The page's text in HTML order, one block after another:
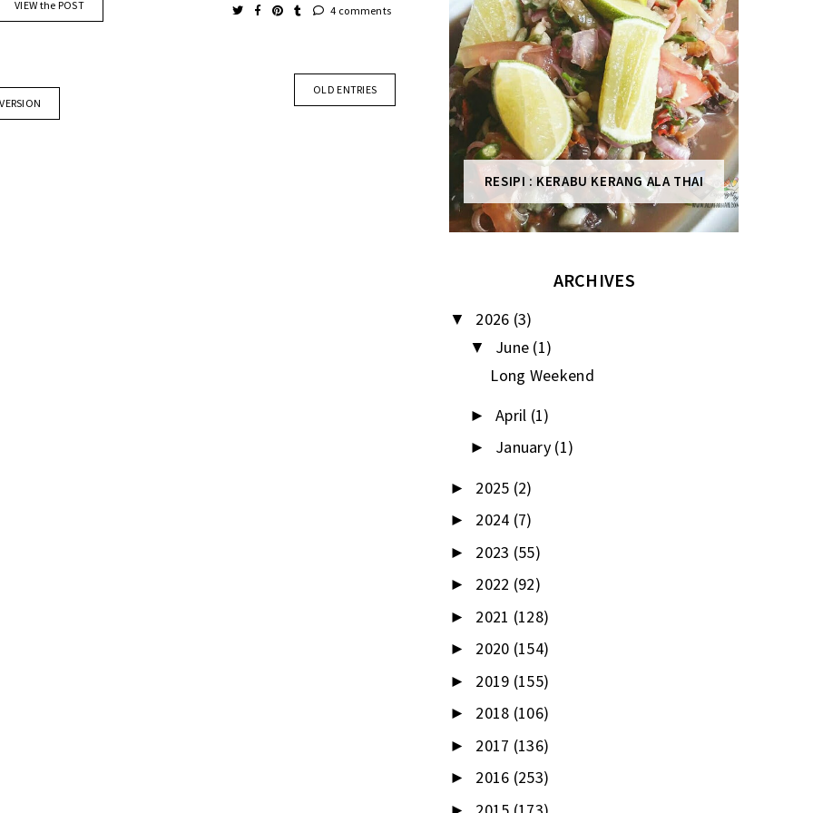
VIEW the POST 4 comments
OLD ENTRIES
RESIPI : KERABU KERANG ALA THAI
ARCHIVES
▼ 2026 (3)
▼ June (1)
Long Weekend
► April (1)
► January (1)
► 2025 (2)
► 2024 (7)
► 2023 (55)
► 2022 (92)
► 2021 (128)
► 2020 (154)
► 2019 (155)
► 2018 (106)
► 2017 (136)
► 2016 (253)